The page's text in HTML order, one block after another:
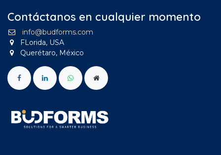
Contáctanos en cualquier momento
info@budforms.com
FLorida, USA
Querétaro, México